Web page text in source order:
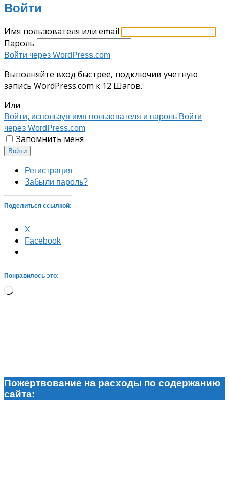
Войти
Имя пользователя или email
Пароль
Войти через WordPress.com
Выполняйте вход быстрее, подключив учетную
запись WordPress.com к 12 Шагов.
Или
Войти, используя имя пользователя и пароль Войти
через WordPress.com
Запомнить меня
Войти
Регистрация
Забыли пароль?
Поделиться ссылкой:
X
Facebook
Понравилось это:
Загрузка…
Пожертвование на расходы по содержанию
сайта: